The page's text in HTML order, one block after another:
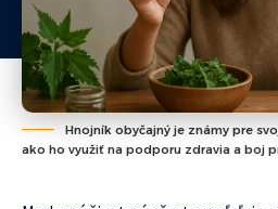
Hnojník obyčajný je známy pre
ako ho využiť na podporu zdravia a boj